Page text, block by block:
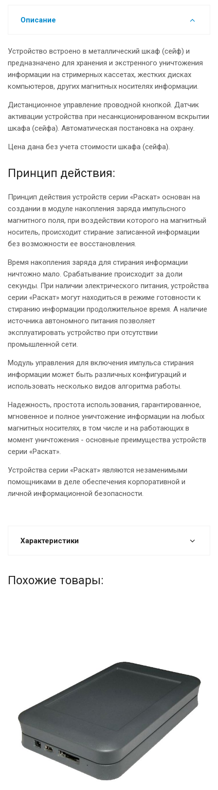
Описание
Устройство встроено в металлический шкаф (сейф) и
предназначено для хранения и экстренного уничтожения
информации на стримерных кассетах, жестких дисках
компьютеров, других магнитных носителях информации.
Дистанционное управление проводной кнопкой. Датчик
активации устройства при несанкционированном вскрытии
шкафа (сейфа). Автоматическая постановка на охрану.
Цена дана без учета стоимости шкафа (сейфа).
Принцип действия:
Принцип действия устройств серии «Раскат» основан на
создании в модуле накопления заряда импульсного
магнитного поля, при воздействии которого на магнитный
носитель, происходит стирание записанной информации
без возможности ее восстановления.
Время накопления заряда для стирания информации
ничтожно мало. Срабатывание происходит за доли
секунды. При наличии электрического питания, устройства
серии «Раскат» могут находиться в режиме готовности к
стиранию информации продолжительное время. А наличие
источника автономного питания позволяет
эксплуатировать устройство при отсутствии
промышленной сети.
Модуль управления для включения импульса стирания
информации может быть различных конфигураций и
использовать несколько видов алгоритма работы.
Надежность, простота использования, гарантированное,
мгновенное и полное уничтожение информации на любых
магнитных носителях, в том числе и на работающих в
момент уничтожения - основные преимущества устройств
серии «Раскат».
Устройства серии «Раскат» являются незаменимыми
помощниками в деле обеспечения корпоративной и
личной информационной безопасности.
Характеристики
Похожие товары: